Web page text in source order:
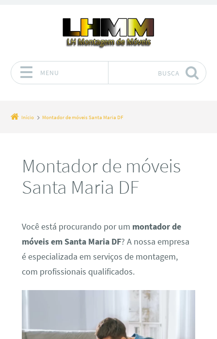
MENU BUSCA
Início Montador de móveis Santa Maria DF
Montador de móveis
Santa Maria DF
Você está procurando por um montador de
móveis em Santa Maria DF? A nossa empresa
é especializada em serviços de montagem,
com profissionais qualificados.